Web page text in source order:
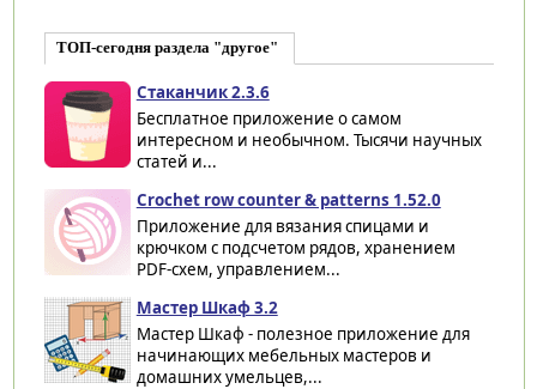
ТОП-сегодня раздела "другое"
Cтаканчик 2.3.6
Бесплатное приложение о самом
интересном и необычном. Тысячи научных
статей и...
Crochet row counter & patterns 1.52.0
Приложение для вязания спицами и
крючком с подсчетом рядов, хранением
PDF-схем, управлением...
Мастер Шкаф 3.2
Мастер Шкаф - полезное приложение для
начинающих мебельных мастеров и
домашних умельцев,...